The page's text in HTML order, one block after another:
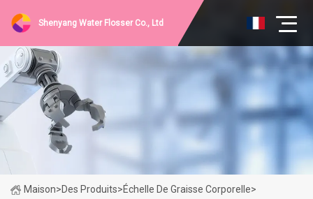
Shenyang Water Flosser Co., Ltd
Maison>Des Produits>Échelle De Graisse Corporelle>